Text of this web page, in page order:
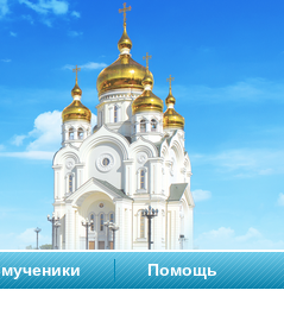
Помощь